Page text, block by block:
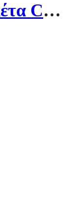
Nike Ανδρική Ζακέτα CW6887-063 Γκρι